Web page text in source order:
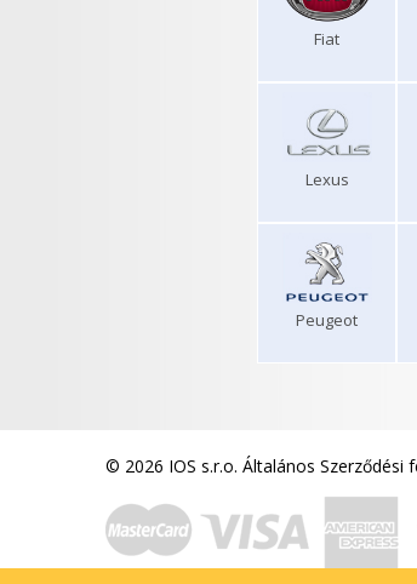
Fiat
Lexus
Peugeot
© 2026 IOS s.r.o. Általános Szerződési